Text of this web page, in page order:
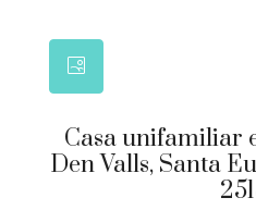
Casa unifamiliar
Den Valls, Santa